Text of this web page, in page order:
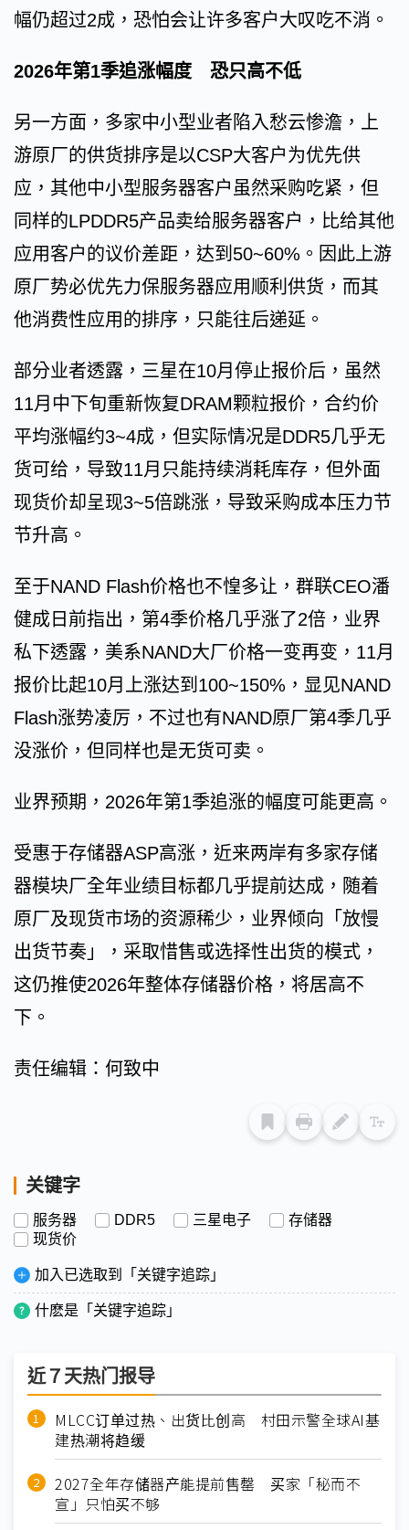
幅仍超过2成，恐怕会让许多客户大叹吃不消。
2026年第1季追涨幅度 恐只高不低
另一方面，多家中小型业者陷入愁云惨澹，上
游原厂的供货排序是以CSP大客户为优先供
应，其他中小型服务器客户虽然采购吃紧，但
同样的LPDDR5产品卖给服务器客户，比给其他
应用客户的议价差距，达到50~60%。因此上游
原厂势必优先力保服务器应用顺利供货，而其
他消费性应用的排序，只能往后递延。
部分业者透露，三星在10月停止报价后，虽然
11月中下旬重新恢复DRAM颗粒报价，合约价
平均涨幅约3~4成，但实际情况是DDR5几乎无
货可给，导致11月只能持续消耗库存，但外面
现货价却呈现3~5倍跳涨，导致采购成本压力节
节升高。
至于NAND Flash价格也不惶多让，群联CEO潘
健成日前指出，第4季价格几乎涨了2倍，业界
私下透露，美系NAND大厂价格一变再变，11月
报价比起10月上涨达到100~150%，显见NAND
Flash涨势凌厉，不过也有NAND原厂第4季几乎
没涨价，但同样也是无货可卖。
业界预期，2026年第1季追涨的幅度可能更高。
受惠于存储器ASP高涨，近来两岸有多家存储
器模块厂全年业绩目标都几乎提前达成，随着
原厂及现货市场的资源稀少，业界倾向「放慢
出货节奏」，采取惜售或选择性出货的模式，
这仍推使2026年整体存储器价格，将居高不
下。
责任编辑：何致中
关键字
服务器 DDR5 三星电子
存储器
现货价
加入已选取到「关键字追踪」
什麽是「关键字追踪」
近７天热门报导
MLCC订单过热、出货比创高 村田示警全球AI基
建热潮将趋缓
2027全年存储器产能提前售罄 买家「秘而不
宣」只怕买不够